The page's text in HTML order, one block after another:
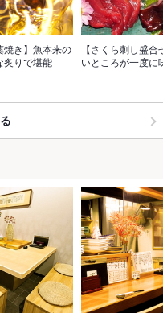
焼き】魚本来の
炙りで堪能
【さくら刺し盛
いところが一度に